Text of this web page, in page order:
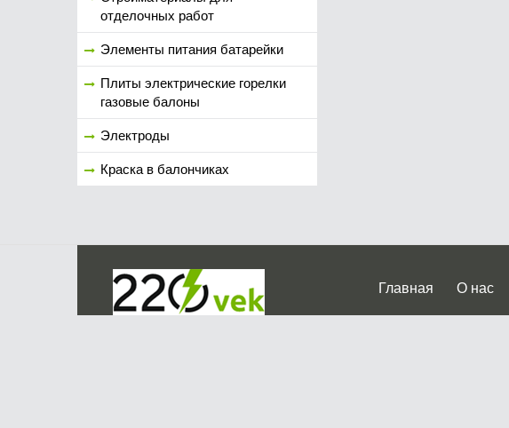
отделочных работ
Элементы питания батарейки
Плиты электрические горелки
газовые балоны
Электроды
Краска в балончиках
Главная О нас